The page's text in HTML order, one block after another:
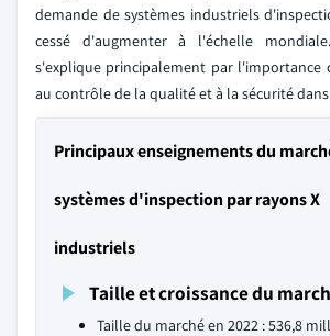
demande de systèmes industriels
cessé d'augmenter à l'échelle
s'explique principalement par l'importance
au contrôle de la qualité et à la sécurité
Principaux enseignements du
systèmes d'inspection par rayons X
industriels
Taille et croissance du
Taille du marché en 2022 : 536,8